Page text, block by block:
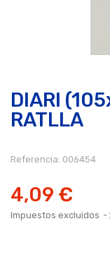
DIARI
RATLLA
Referencia: 006454
4,09 €
Impuestos excluidos